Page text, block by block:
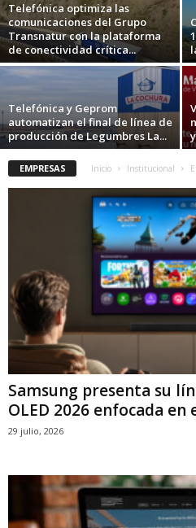
Telefónica optimiza las
comunicaciones del Grupo
Transnatur con la plataforma
de conectividad crítica...
Telefónica y Geprom
automatizan el final de línea de
producción de Legumbres La...
EMPRESAS Inicio Institucional
Samsung presenta su
OLED 2026 enfocada en
29 julio, 2026